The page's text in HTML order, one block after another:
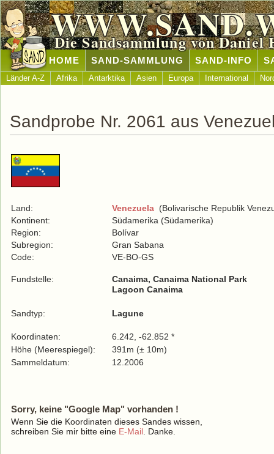
Die Sandsammlung von Daniel
HOME SAND-SAMMLUNG SAND-INFO
Länder A-Z Afrika Antarktika Asien Europa International
Sandprobe Nr. 2061 aus
Land: Venezuela (Bolivarische Republik
Kontinent:
Südamerika (Südamerika)
Region:
Bolívar
Subregion:
Gran Sabana
Code:
VE-BO-GS
Fundstelle:
Canaima, Canaima National Park
Lagoon Canaima
Sandtyp: Lagune
Koordinaten:
6.242, -62.852 *
Höhe (Meerespiegel):
391m (± 10m)
Sammeldatum:
12.2006
Sorry, keine "Google Map" vorhanden !
Wenn Sie die Koordinaten dieses Sandes wissen,
schreiben Sie mir bitte eine E-Mail . Danke.